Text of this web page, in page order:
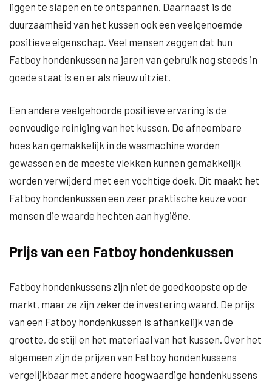
liggen te slapen en te ontspannen. Daarnaast is de
duurzaamheid van het kussen ook een veelgenoemde
positieve eigenschap. Veel mensen zeggen dat hun
Fatboy hondenkussen na jaren van gebruik nog steeds in
goede staat is en er als nieuw uitziet.
Een andere veelgehoorde positieve ervaring is de
eenvoudige reiniging van het kussen. De afneembare
hoes kan gemakkelijk in de wasmachine worden
gewassen en de meeste vlekken kunnen gemakkelijk
worden verwijderd met een vochtige doek. Dit maakt het
Fatboy hondenkussen een zeer praktische keuze voor
mensen die waarde hechten aan hygiëne.
Prijs van een Fatboy hondenkussen
Fatboy hondenkussens zijn niet de goedkoopste op de
markt, maar ze zijn zeker de investering waard. De prijs
van een Fatboy hondenkussen is afhankelijk van de
grootte, de stijl en het materiaal van het kussen. Over het
algemeen zijn de prijzen van Fatboy hondenkussens
vergelijkbaar met andere hoogwaardige hondenkussens